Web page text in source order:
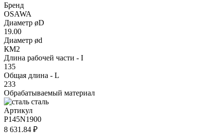
Бренд
OSAWA
Диаметр øD
19.00
Диаметр ød
КМ2
Длина рабочей части - I
135
Общая длина - L
233
Обрабатываемый материал
сталь
Артикул
P145N1900
8 631.84 ₽